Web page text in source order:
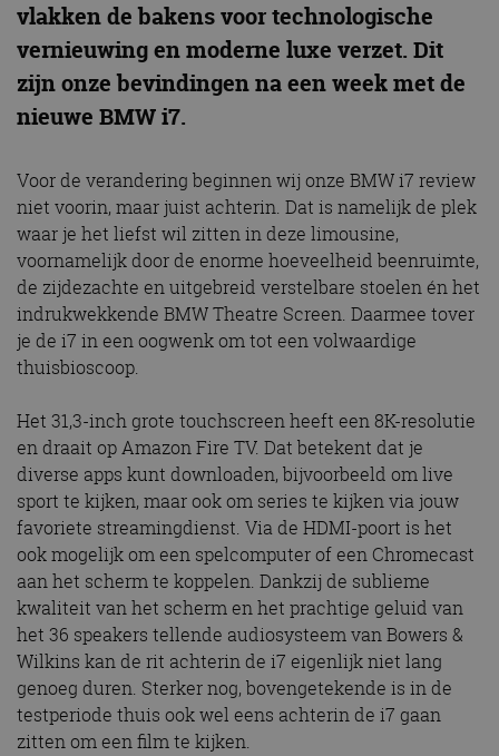
vlakken de bakens voor technologische
vernieuwing en moderne luxe verzet. Dit
zijn onze bevindingen na een week met de
nieuwe BMW i7.
Voor de verandering beginnen wij onze BMW i7 review
niet voorin, maar juist achterin. Dat is namelijk de plek
waar je het liefst wil zitten in deze limousine,
voornamelijk door de enorme hoeveelheid beenruimte,
de zijdezachte en uitgebreid verstelbare stoelen én het
indrukwekkende BMW Theatre Screen. Daarmee tover
je de i7 in een oogwenk om tot een volwaardige
thuisbioscoop.
Het 31,3-inch grote touchscreen heeft een 8K-resolutie
en draait op Amazon Fire TV. Dat betekent dat je
diverse apps kunt downloaden, bijvoorbeeld om live
sport te kijken, maar ook om series te kijken via jouw
favoriete streamingdienst. Via de HDMI-poort is het
ook mogelijk om een spelcomputer of een Chromecast
aan het scherm te koppelen. Dankzij de sublieme
kwaliteit van het scherm en het prachtige geluid van
het 36 speakers tellende audiosysteem van Bowers &
Wilkins kan de rit achterin de i7 eigenlijk niet lang
genoeg duren. Sterker nog, bovengetekende is in de
testperiode thuis ook wel eens achterin de i7 gaan
zitten om een film te kijken.